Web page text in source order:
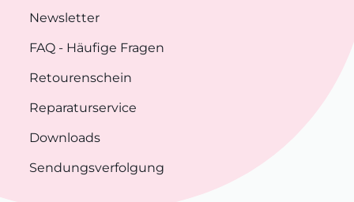
Newsletter
FAQ - Häufige Fragen
Retourenschein
Reparaturservice
Downloads
Sendungsverfolgung